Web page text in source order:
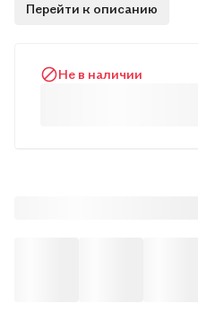
Нечаев — известный актер и
Перейти к описанию
Не в наличии